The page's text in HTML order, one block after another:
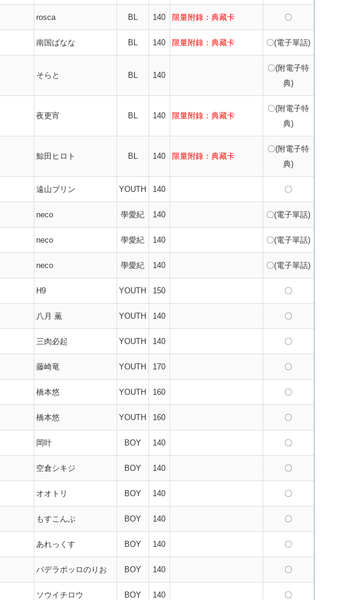
rosca BL 140 限量附錄：典藏卡 〇
南国ばなな BL 140 限量附錄：典藏卡 〇(電子單話)
そらと BL 140
〇(附電子特
典)
夜更宵 BL 140 限量附錄：典藏卡
〇(附電子特
典)
鯨田ヒロト BL 140 限量附錄：典藏卡
〇(附電子特
典)
遠山ブリン YOUTH 140 〇
neco 學愛紀 140 〇(電子單話)
neco 學愛紀 140 〇(電子單話)
neco 學愛紀 140 〇(電子單話)
H9 YOUTH 150 〇
八月 薫 YOUTH 140 〇
三肉必起 YOUTH 140 〇
藤崎竜 YOUTH 170 〇
橋本悠 YOUTH 160 〇
橋本悠 YOUTH 160 〇
岡叶 BOY 140 〇
空倉シキジ BOY 140 〇
オオトリ BOY 140 〇
もすこんぶ BOY 140 〇
あれっくす BOY 140 〇
パデラポッロのりお BOY 140 〇
ソウイチロウ BOY 140 〇